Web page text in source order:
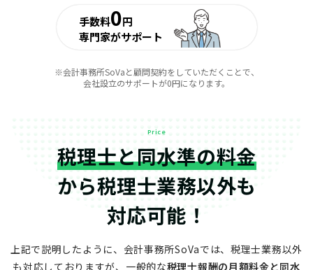
手数料0円
専門家がサポート
※会計事務所SoVaと顧問契約をしていただくことで、
会社設立のサポートが0円になります。
Price
税理士と同水準の料金
から税理士業務以外も
対応可能！
上記で説明したように、会計事務所SoVaでは、税理士業務以外
も対応しておりますが、 一般的な税理士報酬の月額料金と同水